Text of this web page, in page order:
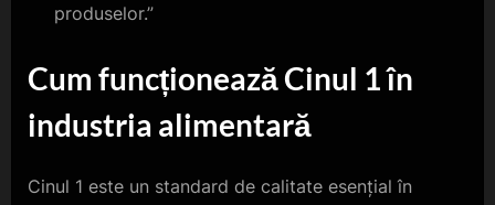
produselor.”
Cum funcționează Cinul 1 în
industria alimentară
Cinul 1 este un standard de calitate esențial în